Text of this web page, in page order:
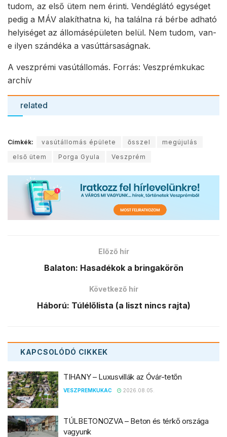
tudom, az első ütem nem érinti. Vendéglátó egységet
pedig a MÁV alakíthatna ki, ha találna rá bérbe adható
helyiséget az állomásépületen belül. Nem tudom, van-
e ilyen szándéka a vasúttársaságnak.
A veszprémi vasútállomás. Forrás: Veszprémkukac
archív
related
Címkék: vasútállomás épülete ősszel
megújulás
első ütem
Porga Gyula Veszprém
Előző hír
Balaton: Hasadékok a bringakörön
Következő hír
Háború: Túlélőlista (a liszt nincs rajta)
KAPCSOLÓDÓ CIKKEK
TIHANY – Luxusvillák az Óvár-tetőn
VESZPREMKUKAC 2026.08.05.
TÚLBETONOZVA – Beton és térkő országa
vagyunk